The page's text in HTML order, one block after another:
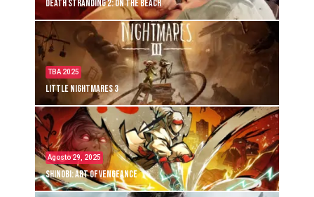
Death Stranding 2: On the Beach
TBA 2025
Little Nightmares 3
Agosto 29, 2025
Shinobi: Art of Vengeance